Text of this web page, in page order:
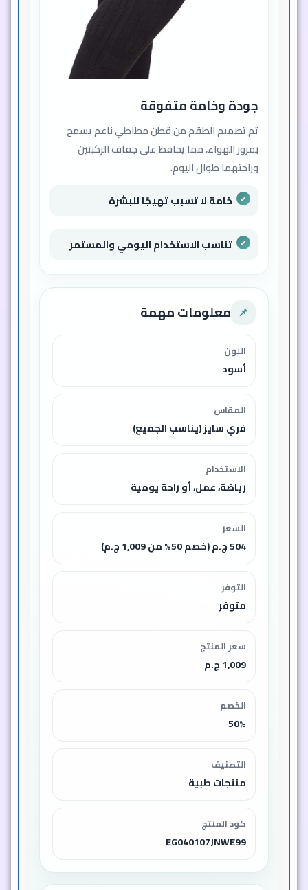
جودة وخامة متفوقة
تم تصميم الطقم من قطن مطاطي ناعم يسمح
بمرور الهواء، مما يحافظ على جفاف الركبتين
وراحتهما طوال اليوم.
خامة لا تسبب تهيجًا للبشرة
تناسب الاستخدام اليومي والمستمر
📌 معلومات مهمة
اللون
أسود
المقاس
فري سايز (يناسب الجميع)
الاستخدام
رياضة، عمل، أو راحة يومية
السعر
504 ج.م (خصم 50% من 1,009 ج.م)
التوفر
متوفر
سعر المنتج
1,009 ج.م
الخصم
50%
التصنيف
منتجات طبية
كود المنتج
EG040107JNWE99